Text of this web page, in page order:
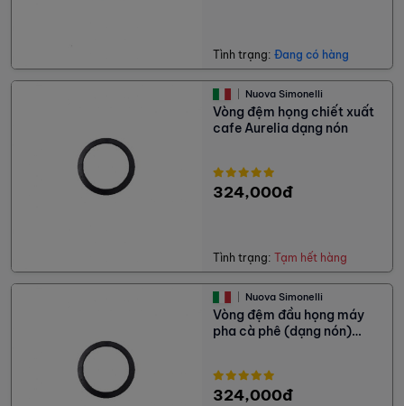
Tình trạng: Đang có hàng
Nuova Simonelli
Vòng đệm họng chiết xuất
cafe Aurelia dạng nón
324,000đ
Tình trạng: Tạm hết hàng
Nuova Simonelli
Vòng đệm đầu họng máy
pha cà phê (dạng nón)
324,000đ